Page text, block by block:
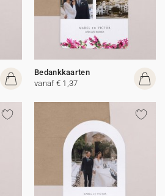
Bedankkaarten
vanaf € 1,37